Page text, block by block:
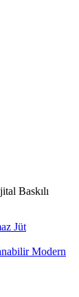
Baskılı
Jüt
Modern